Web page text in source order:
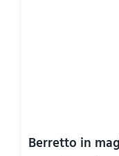
Berretto in